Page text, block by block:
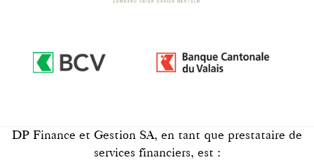
DP Finance et Gestion SA, en tant que prestataire de
services financiers, est :